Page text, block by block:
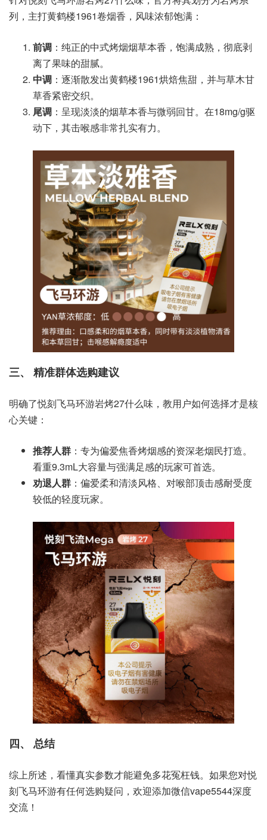
列，主打黄鹤楼1961卷烟香，风味浓郁饱满：
前调 ：纯正的中式烤烟烟草本香，饱满成熟，彻底剥
离了果味的甜腻。
中调 ：逐渐散发出黄鹤楼1961烘焙焦甜，并与草木甘
草香紧密交织。
尾调 ：呈现淡淡的烟草本香与微弱回甘。在18mg/g驱
动下，其击喉感非常扎实有力。
三、 精准群体选购建议
明确了悦刻飞马环游岩烤27什么味，教用户如何选择才是核
心关键：
推荐人群 ：专为偏爱焦香烤烟感的资深老烟民打造。
看重9.3mL大容量与强满足感的玩家可首选。
劝退人群 ：偏爱柔和清淡风格、对喉部顶击感耐受度
较低的轻度玩家。
四、 总结
综上所述，看懂真实参数才能避免多花冤枉钱。如果您对悦
刻飞马环游有任何选购疑问，欢迎添加微信vape5544深度
交流！